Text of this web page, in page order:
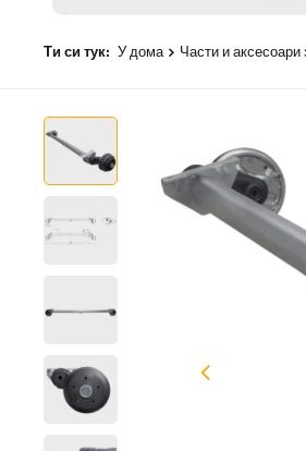
Ти си тук: У дома Части и аксесоари